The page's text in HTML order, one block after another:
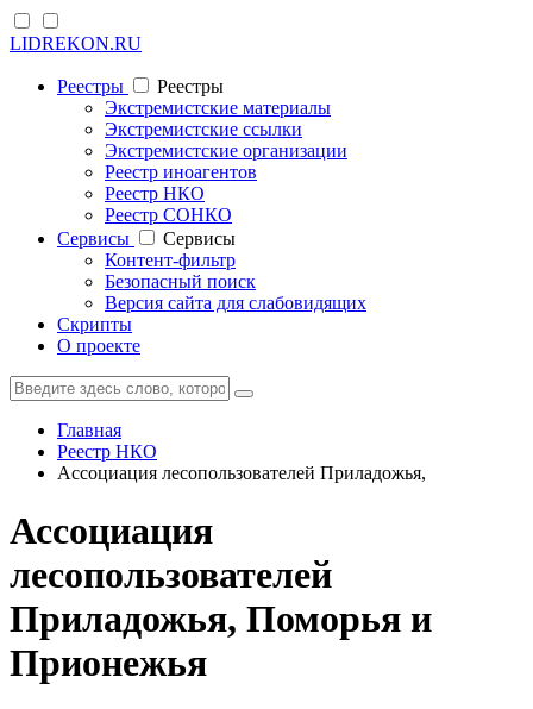
LIDREKON.RU
Реестры
Реестры
Экстремистские материалы
Экстремистские ссылки
Экстремистские организации
Реестр иноагентов
Реестр НКО
Реестр СОНКО
Cервисы
Cервисы
Контент-фильтр
Безопасный поиск
Версия сайта для слабовидящих
Скрипты
О проекте
Главная
Реестр НКО
Ассоциация лесопользователей Приладожья,
Ассоциация
лесопользователей
Приладожья, Поморья и
Прионежья